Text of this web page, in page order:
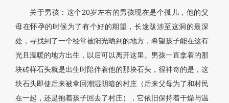
关于男孩：这个20岁左右的男孩现在是个孤儿，他的父
母在怀孕的时候为了有个好的期望，长途跋涉至这洞的最深
处，寻找到了一个经常被阳光晒到的地方，希望孩子能在这有
光且温暖的地方出生，以后可以离开这里。男孩一直拿着的那
块砖样石头就是出生时陪伴着他的那块石头，很神奇的是，这
块石头即使后来被拿回潮湿阴暗的村庄（后来父母为了和村民
在一起，还是抱着孩子回去了村庄），它依旧保持着干燥与温